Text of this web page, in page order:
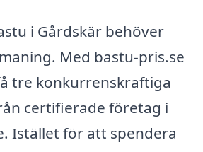
i Gårdskär behöver
Med bastu-pris.se
tre konkurrenskraftiga
certifierade företag i
Istället för att spendera